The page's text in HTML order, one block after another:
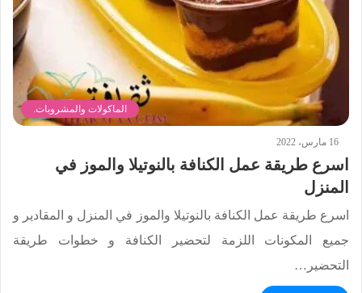
الماكولات والمشروبات.
16 مارس، 2022
اسرع طريقة عمل الكنافة بالنوتيلا والموز في
المنزل
اسرع طريقة عمل الكنافة بالنوتيلا والموز في المنزل و المقادير و
جميع المكونات اللزمة لتحضير الكنافة و خطوات طريقة
التحضير…